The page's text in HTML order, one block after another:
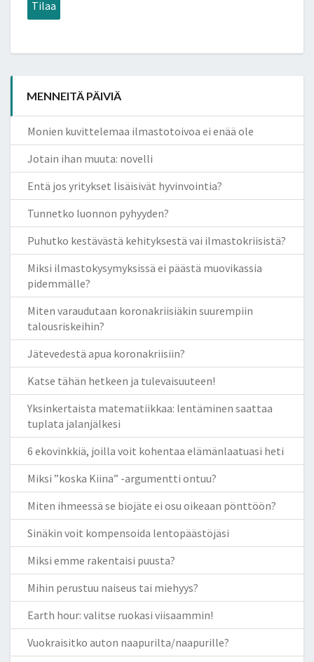
Tilaa
MENNEITÄ PÄIVIÄ
Monien kuvittelemaa ilmastotoivoa ei enää ole
Jotain ihan muuta: novelli
Entä jos yritykset lisäisivät hyvinvointia?
Tunnetko luonnon pyhyyden?
Puhutko kestävästä kehityksestä vai ilmastokriisistä?
Miksi ilmastokysymyksissä ei päästä muovikassia
pidemmälle?
Miten varaudutaan koronakriisiäkin suurempiin
talousriskeihin?
Jätevedestä apua koronakriisiin?
Katse tähän hetkeen ja tulevaisuuteen!
Yksinkertaista matematiikkaa: lentäminen saattaa
tuplata jalanjälkesi
6 ekovinkkiä, joilla voit kohentaa elämänlaatuasi heti
Miksi ”koska Kiina” -argumentti ontuu?
Miten ihmeessä se biojäte ei osu oikeaan pönttöön?
Sinäkin voit kompensoida lentopäästöjäsi
Miksi emme rakentaisi puusta?
Mihin perustuu naiseus tai miehyys?
Earth hour: valitse ruokasi viisaammin!
Vuokraisitko auton naapurilta/naapurille?